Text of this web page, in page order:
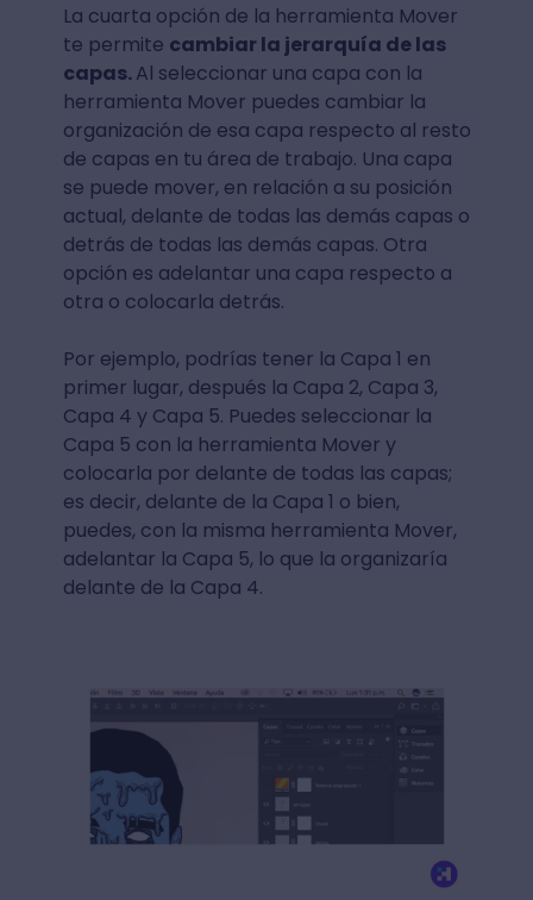
La cuarta opción de la herramienta Mover
te permite cambiar la jerarquía de las
capas.Al seleccionar una capa con la
herramienta Mover puedes cambiar la
organización de esa capa respecto al resto
de capas en tu área de trabajo. Una capa
se puede mover, en relación a su posición
actual, delante de todas las demás capas o
detrás de todas las demás capas. Otra
opción es adelantar una capa respecto a
otra o colocarla detrás.
Por ejemplo, podrías tener la Capa 1 en
primer lugar, después la Capa 2, Capa 3,
Capa 4 y Capa 5. Puedes seleccionar la
Capa 5 con la herramienta Mover y
colocarla por delante de todas las capas;
es decir, delante de la Capa 1 o bien,
puedes, con la misma herramienta Mover,
adelantar la Capa 5, lo que la organizaría
delante de la Capa 4.